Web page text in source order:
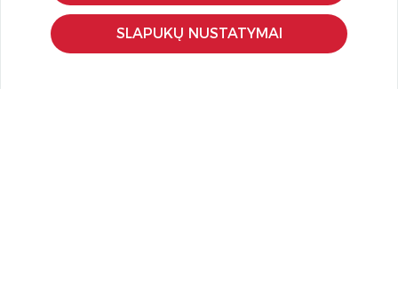
Apmokėjimo būdai
Kokybės ir saugumo standartai
Privatumo taisyklės
SLAPUKŲ NUSTATYMAI